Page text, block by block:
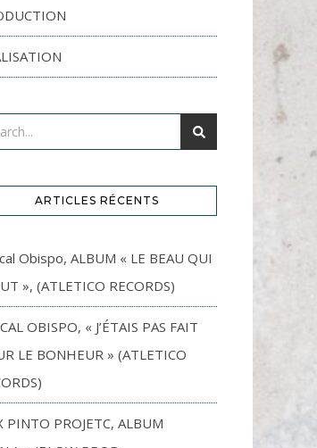
ARTICLES RÉCENTS
Obispo, ALBUM « LE BEAU QUI
», (ATLETICO RECORDS)
OBISPO, « J’ÉTAIS PAS FAIT
LE BONHEUR » (ATLETICO
PINTO PROJETC, ALBUM